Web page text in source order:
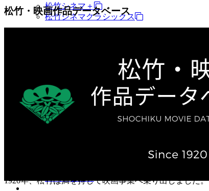
松竹シネマ＋
松竹シネマクラシックス
松竹ストア（通販サイト）
ゲーム事業（English）
企業情報
会社案内
松竹・映画作品データベース
1920年、松竹は満を持して映画事業へ乗り出しました。